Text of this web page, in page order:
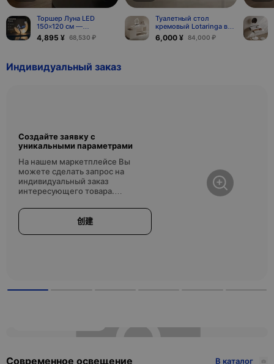
Торшер Луна LED
150×120 см —
дизайнерский
напольный светильник
4,895 ¥ 68,530 ₽
Туалетный стол
кремовый Lotaringa в
итальянском стиле,
100*74*40 см, массив
6,000 ¥ 84,000 ₽
Индивидуальный заказ
Создайте заявку с
уникальными параметрами
На нашем маркетплейсе Вы
можете сделать запрос на
индивидуальный заказ
интересующего товара.
параметрами перейдя по ссылке
创建